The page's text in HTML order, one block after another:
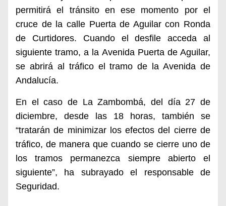
permitirá el tránsito en ese momento por el
cruce de la calle Puerta de Aguilar con Ronda
de Curtidores. Cuando el desfile acceda al
siguiente tramo, a la Avenida Puerta de Aguilar,
se abrirá al tráfico el tramo de la Avenida de
Andalucía.
En el caso de La Zambombá, del día 27 de
diciembre, desde las 18 horas, también se
“tratarán de minimizar los efectos del cierre de
tráfico, de manera que cuando se cierre uno de
los tramos permanezca siempre abierto el
siguiente”, ha subrayado el responsable de
Seguridad.